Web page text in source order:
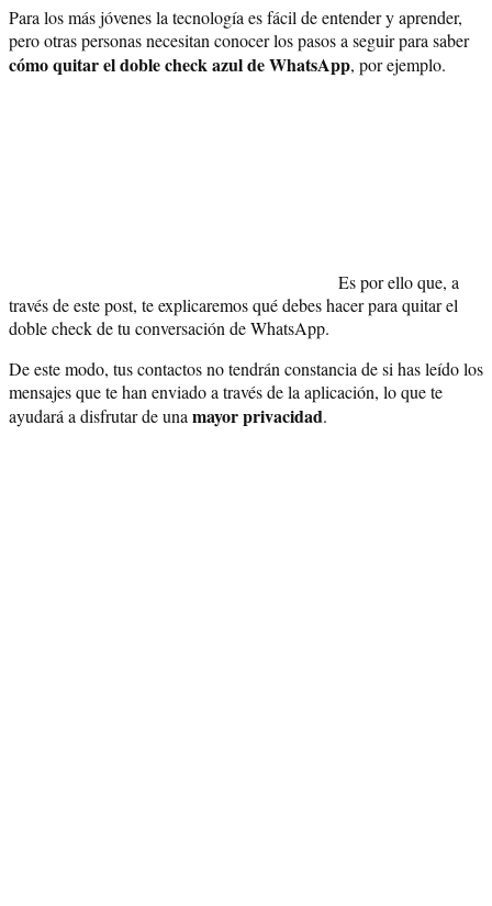
Para los más jóvenes la tecnología es fácil de entender y aprender,
pero otras personas necesitan conocer los pasos a seguir para saber
cómo quitar el doble check azul de WhatsApp, por ejemplo.
Es por ello que, a
través de este post, te explicaremos qué debes hacer para quitar el
doble check de tu conversación de WhatsApp.
De este modo, tus contactos no tendrán constancia de si has leído los
mensajes que te han enviado a través de la aplicación, lo que te
ayudará a disfrutar de unamayor privacidad.